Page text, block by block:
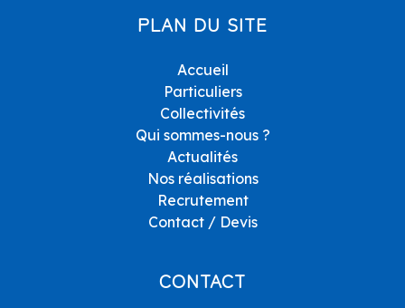
PLAN DU SITE
Accueil
Particuliers
Collectivités
Qui sommes-nous ?
Actualités
Nos réalisations
Recrutement
Contact / Devis
CONTACT